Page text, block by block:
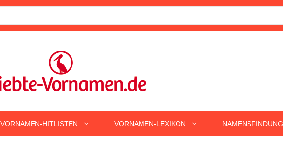
VORNAMEN-HITLISTEN VORNAMEN-LEXIKON NAMENSFINDUNG